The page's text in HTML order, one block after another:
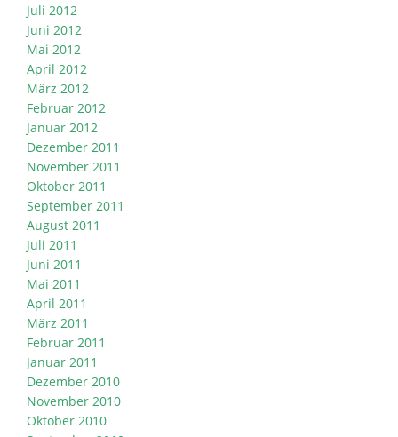
Juli 2012
Juni 2012
Mai 2012
April 2012
März 2012
Februar 2012
Januar 2012
Dezember 2011
November 2011
Oktober 2011
September 2011
August 2011
Juli 2011
Juni 2011
Mai 2011
April 2011
März 2011
Februar 2011
Januar 2011
Dezember 2010
November 2010
Oktober 2010